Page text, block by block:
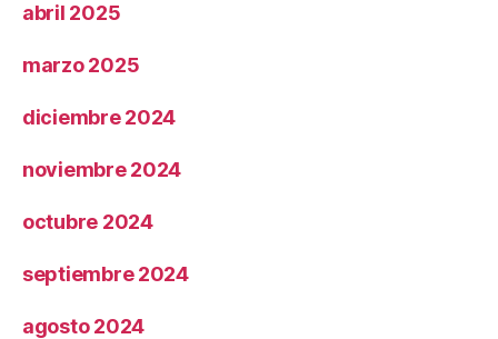
abril 2025
marzo 2025
diciembre 2024
noviembre 2024
octubre 2024
septiembre 2024
agosto 2024